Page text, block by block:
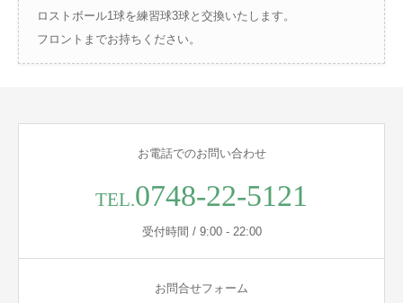
ロストボール1球を練習球3球と交換いたします。
フロントまでお持ちください。
お電話でのお問い合わせ
TEL.0748-22-5121
受付時間 / 9:00 - 22:00
お問合せフォーム